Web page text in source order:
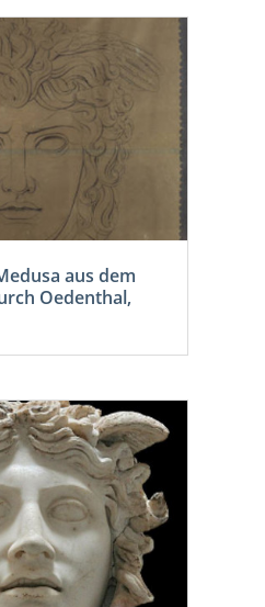
aus dem
Oedenthal,